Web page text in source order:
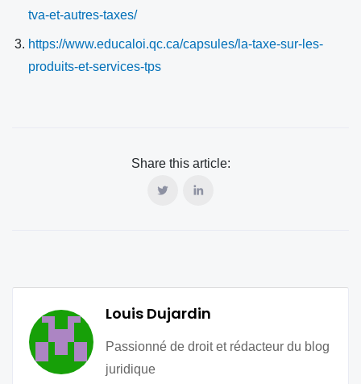
tva-et-autres-taxes/
https://www.educaloi.qc.ca/capsules/la-taxe-sur-les-
produits-et-services-tps
Share this article:
Louis Dujardin
Passionné de droit et rédacteur du blog
juridique